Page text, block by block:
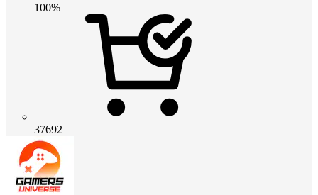
100%
37692